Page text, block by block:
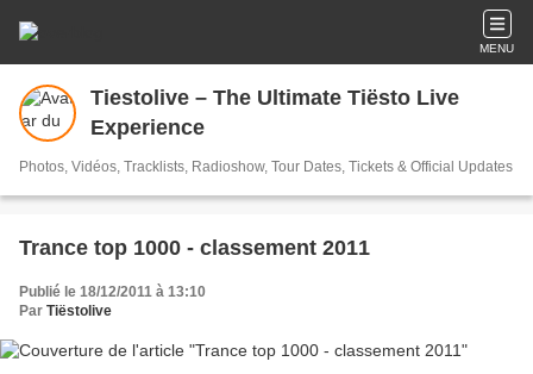
MENU
Tiestolive – The Ultimate Tiësto Live
Experience
Photos, Vidéos, Tracklists, Radioshow, Tour Dates, Tickets & Official Updates
Trance top 1000 - classement 2011
Publié le 18/12/2011 à 13:10
Par Tiëstolive